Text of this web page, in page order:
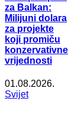
za Balkan:
Milijuni dolara
za projekte
koji promiču
konzervativne
vrijednosti
01.08.2026.
Svijet